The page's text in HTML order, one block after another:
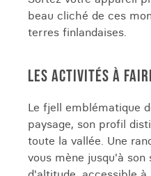
beau cliché de ces
terres finlandaises.
LES ACTIVITÉS À
Le fjell emblématique
paysage, son profil
toute la vallée. Une
vous mène jusqu'à